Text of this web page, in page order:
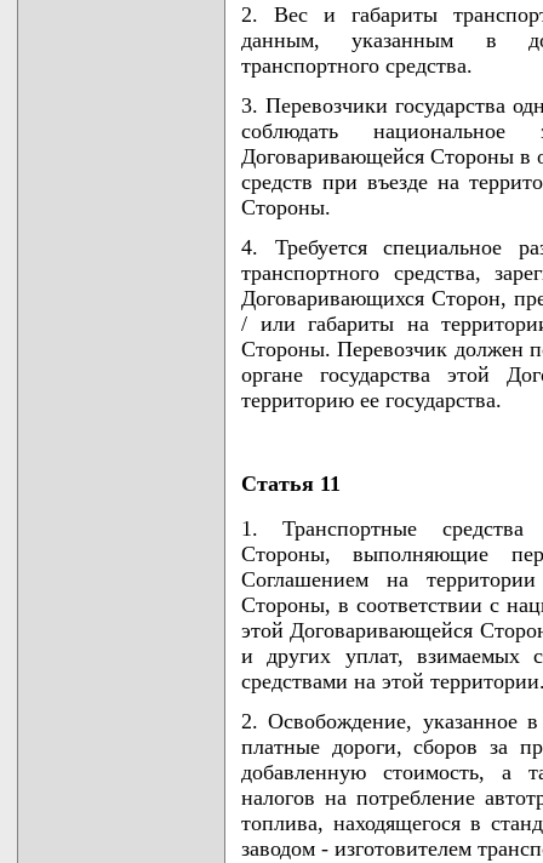
2. Вес и габариты
данным, указанным в
транспортного средства.
3. Перевозчики государства
соблюдать национальное
Договаривающейся Стороны в
средств при въезде на
Стороны.
4. Требуется специальное
транспортного средства,
Договаривающихся Сторон,
/ или габариты на
Стороны. Перевозчик должен
органе государства этой
территорию ее государства.
Статья 11
1. Транспортные средства
Стороны, выполняющие
Соглашением на территории
Стороны, в соответствии с
этой Договаривающейся
и других уплат, взимаемых
средствами на этой
2. Освобождение, указанное в
платные дороги, сборов за
добавленную стоимость, а
налогов на потребление
топлива, находящегося в
заводом - изготовителем